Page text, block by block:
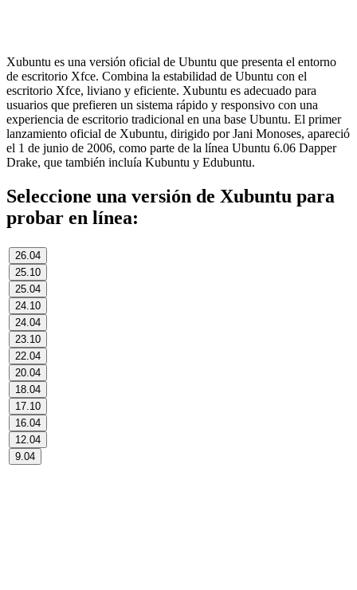
Xubuntu es una versión oficial de Ubuntu que presenta el entorno
de escritorio Xfce. Combina la estabilidad de Ubuntu con el
escritorio Xfce, liviano y eficiente. Xubuntu es adecuado para
usuarios que prefieren un sistema rápido y responsivo con una
experiencia de escritorio tradicional en una base Ubuntu. El primer
lanzamiento oficial de Xubuntu, dirigido por Jani Monoses, apareció
el 1 de junio de 2006, como parte de la línea Ubuntu 6.06 Dapper
Drake, que también incluía Kubuntu y Edubuntu.
Seleccione una versión de Xubuntu para
probar en línea:
26.04
25.10
25.04
24.10
24.04
23.10
22.04
20.04
18.04
17.10
16.04
12.04
9.04